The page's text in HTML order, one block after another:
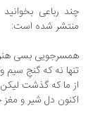
رباعی بخوانید از
شده است:
بسی هنر
نه که گنجِ سیم و‌زر
ما که گذشت لیکن این
دل شیر و مغز خر